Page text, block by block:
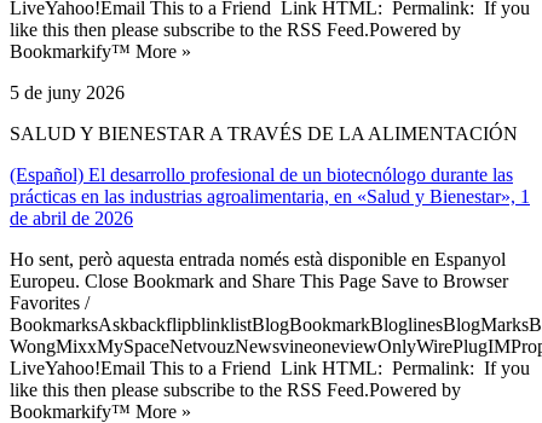
LiveYahoo!Email This to a Friend Link HTML: Permalink: If you
like this then please subscribe to the RSS Feed.Powered by
Bookmarkify™ More »
5 de juny 2026
SALUD Y BIENESTAR A TRAVÉS DE LA ALIMENTACIÓN
(Español) El desarrollo profesional de un biotecnólogo durante las
prácticas en las industrias agroalimentaria, en «Salud y Bienestar», 1
de abril de 2026
Ho sent, però aquesta entrada només està disponible en Espanyol
Europeu. Close Bookmark and Share This Page Save to Browser
Favorites /
LiveYahoo!Email This to a Friend Link HTML: Permalink: If you
like this then please subscribe to the RSS Feed.Powered by
Bookmarkify™ More »